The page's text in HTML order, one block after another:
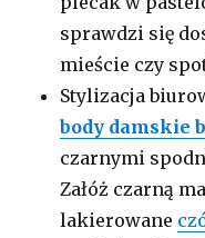
sprawdzi się
mieście czy
Stylizacja
body damskie
czarnymi
Załóż czarną
lakierowane